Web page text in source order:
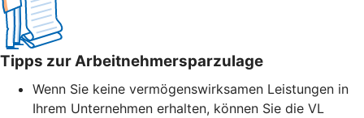
Tipps zur Arbeitnehmersparzulage
Wenn Sie keine vermögenswirksamen Leistungen in
Ihrem Unternehmen erhalten, können Sie die VL